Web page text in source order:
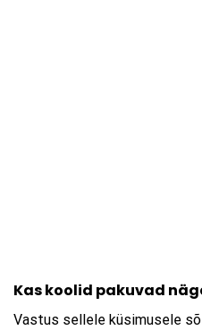
Kas koolid pakuvad
Vastus sellele küsimusele